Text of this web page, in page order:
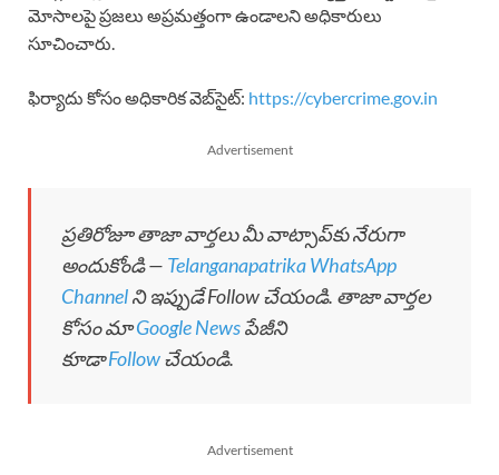
మోసాలపై ప్రజలు అప్రమత్తంగా ఉండాలని అధికారులు
సూచించారు.
ఫిర్యాదు కోసం అధికారిక వెబ్‌సైట్: https://cybercrime.gov.in
Advertisement
ప్రతిరోజూ తాజా వార్తలు మీ వాట్సాప్‌కు నేరుగా
అందుకోండి — Telanganapatrika WhatsApp
Channelని ఇప్పుడే Follow చేయండి. తాజా వార్తల
కోసం మాGoogle Newsపేజీని
కూడాFollowచేయండి.
Advertisement